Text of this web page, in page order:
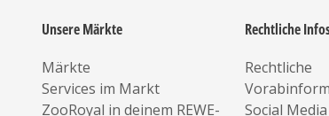
Unsere Märkte
Märkte
Services im Markt
ZooRoyal in deinem REWE-
Rechtliche
Rechtliche
Social Media